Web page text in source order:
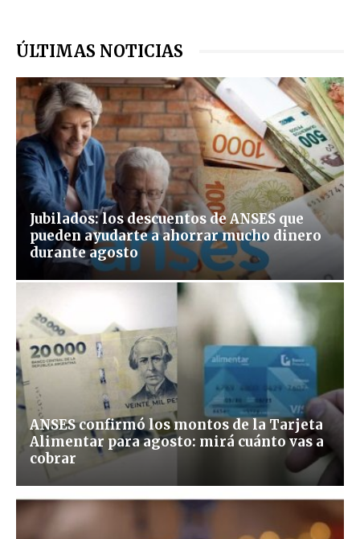
ÚLTIMAS NOTICIAS
Jubilados: los descuentos de ANSES que
pueden ayudarte a ahorrar mucho dinero
durante agosto
ANSES confirmó los montos de la Tarjeta
Alimentar para agosto: mirá cuánto vas a
cobrar